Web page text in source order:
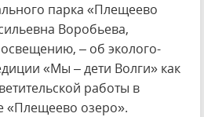
парка «Плещеево
Воробьева,
– об эколого-
«Мы – дети Волги» как
работы в
«Плещеево озеро».